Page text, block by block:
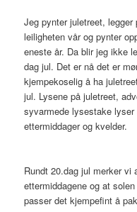
Jeg pynter juletreet,
leiligheten vår og pynter
eneste år. Da blir jeg ikke
dag jul. Det er nå det er
kjempekoselig å ha
jul. Lysene på juletreet,
syvarmede lysestake
ettermiddager og kvelder.
Rundt 20.dag jul merker
ettermiddagene og at
passer det kjempefint å